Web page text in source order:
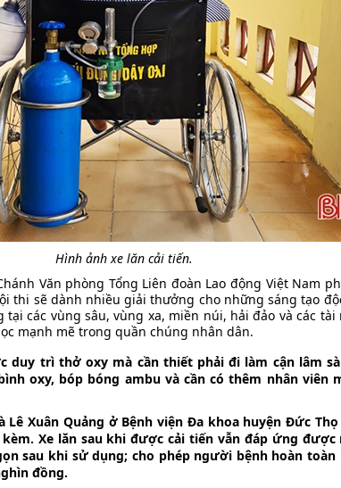
Hình ảnh xe lăn cải tiến.
Văn phòng Tổng Liên đoàn Lao động Việt Nam
thi sẽ dành nhiều giải thưởng cho những sáng tạo
các vùng sâu, vùng xa, miền núi, hải đảo và các
mạnh mẽ trong quần chúng nhân dân.
duy trì thở oxy mà cần thiết phải đi làm cận lâm
oxy, bóp bóng ambu và cần có thêm nhân viên
Lê Xuân Quảng ở Bệnh viện Đa khoa huyện Đức
Xe lăn sau khi được cải tiến vẫn đáp ứng
sau khi sử dụng; cho phép người bệnh hoàn
đồng.